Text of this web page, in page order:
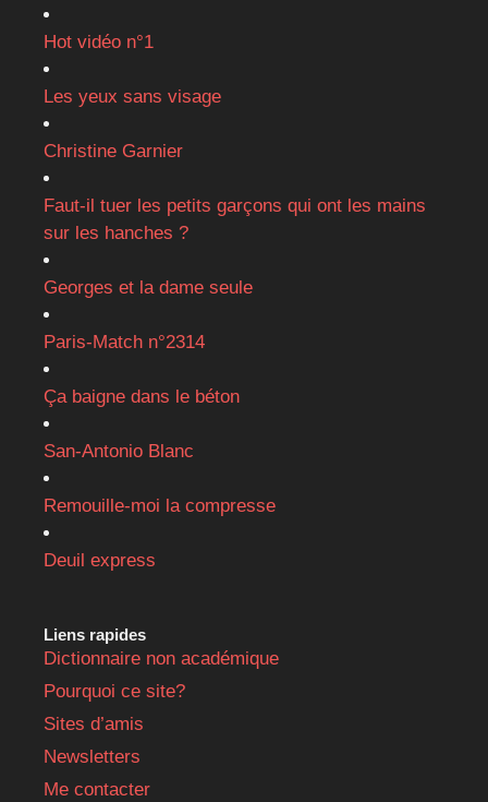
Hot vidéo n°1
Les yeux sans visage
Christine Garnier
Faut-il tuer les petits garçons qui ont les mains
sur les hanches ?
Georges et la dame seule
Paris-Match n°2314
Ça baigne dans le béton
San-Antonio Blanc
Remouille-moi la compresse
Deuil express
Liens rapides
Dictionnaire non académique
Pourquoi ce site?
Sites d’amis
Newsletters
Me contacter